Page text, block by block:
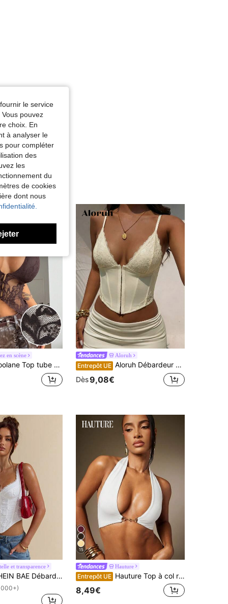
en scène
bustier marron en dentelle élastique, style bohème chic sexy pour femme, parfait pour l'été et les fêtes
Aloruh
Entrepôt UE Aloruh Débardeur asymétrique en dentelle à patchwork de couleur unie et sexy
Dès9,08€
et transparence
court ajusté de femme, avec empiècement à broderie de fleurs et œillets blancs, pour le printemps/été
15
Hauture
Entrepôt UE Hauture Top à col ras-du-cou de base sexy pour femmes avec détail de fermeture métallique à l'avant, pour sortir
8,49€
le service
pouvez
choix. En
à analyser le
pour compléter
des
les
du
de cookies
dont nous